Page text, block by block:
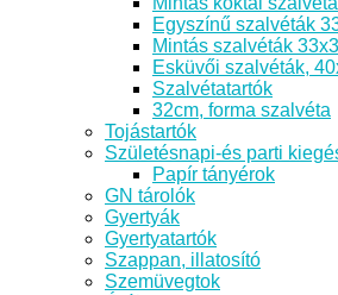
Egyszínű szalvéták
Mintás szalvéták
Esküvői szalvéták,
Szalvétatartók
32cm, forma szalvéta
Tojástartók
Születésnapi-és parti
Papír tányérok
GN tárolók
Gyertyák
Gyertyatartók
Szappan, illatosító
Szemüvegtok